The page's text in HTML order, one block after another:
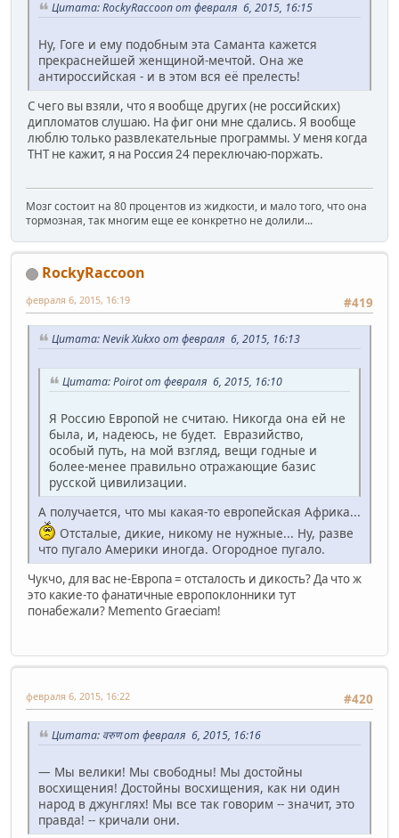
Цитата: RockyRaccoon от февраля 6, 2015, 16:15
Ну, Гоге и ему подобным эта Саманта кажется
прекраснейшей женщиной-мечтой. Она же
антироссийская - и в этом вся её прелесть!
С чего вы взяли, что я вообще других (не российских)
дипломатов слушаю. На фиг они мне сдались. Я вообще
люблю только развлекательные программы. У меня когда
ТНТ не кажит, я на Россия 24 переключаю-поржать.
Мозг состоит на 80 процентов из жидкости, и мало того, что она
тормозная, так многим еще ее конкретно не долили...
RockyRaccoon
#419
февраля 6, 2015, 16:19
Цитата: Nevik Xukxo от февраля 6, 2015, 16:13
Цитата: Poirot от февраля 6, 2015, 16:10
Я Россию Европой не считаю. Никогда она ей не
была, и, надеюсь, не будет. Евразийство,
особый путь, на мой взгляд, вещи годные и
более-менее правильно отражающие базис
русской цивилизации.
А получается, что мы какая-то европейская Африка...
Отсталые, дикие, никому не нужные... Ну, разве
что пугало Америки иногда. Огородное пугало.
Чукчо, для вас не-Европа = отсталость и дикость? Да что ж
это какие-то фанатичные европоклонники тут
понабежали? Memento Graeciam!
#420
февраля 6, 2015, 16:22
Цитата: वरुण от февраля 6, 2015, 16:16
— Мы велики! Мы свободны! Мы достойны
восхищения! Достойны восхищения, как ни один
народ в джунглях! Мы все так говорим -- значит, это
правда! -- кричали они.